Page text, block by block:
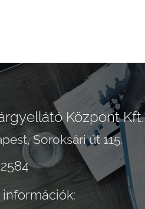
Központ Kft.
Soroksári út 115.